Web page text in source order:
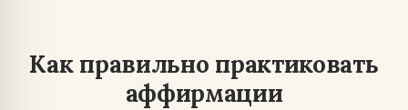
Как правильно практиковать
аффирмации